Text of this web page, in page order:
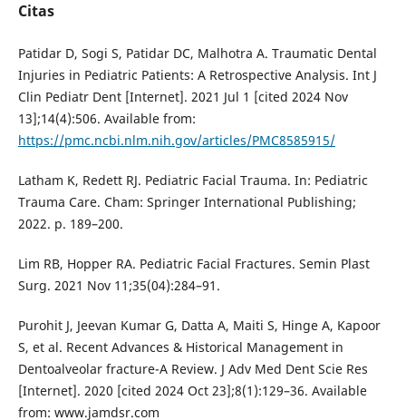
Citas
Patidar D, Sogi S, Patidar DC, Malhotra A. Traumatic Dental
Injuries in Pediatric Patients: A Retrospective Analysis. Int J
Clin Pediatr Dent [Internet]. 2021 Jul 1 [cited 2024 Nov
13];14(4):506. Available from:
https://pmc.ncbi.nlm.nih.gov/articles/PMC8585915/
Latham K, Redett RJ. Pediatric Facial Trauma. In: Pediatric
Trauma Care. Cham: Springer International Publishing;
2022. p. 189–200.
Lim RB, Hopper RA. Pediatric Facial Fractures. Semin Plast
Surg. 2021 Nov 11;35(04):284–91.
Purohit J, Jeevan Kumar G, Datta A, Maiti S, Hinge A, Kapoor
S, et al. Recent Advances & Historical Management in
Dentoalveolar fracture-A Review. J Adv Med Dent Scie Res
[Internet]. 2020 [cited 2024 Oct 23];8(1):129–36. Available
from: www.jamdsr.com